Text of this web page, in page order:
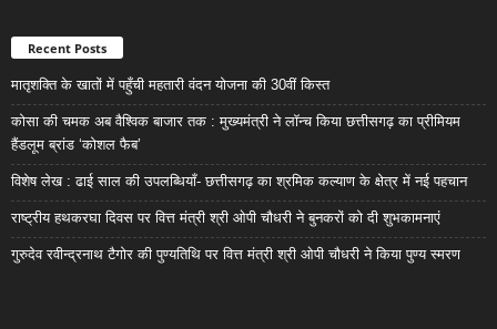
Recent Posts
मातृशक्ति के खातों में पहुँची महतारी वंदन योजना की 30वीं किस्त
कोसा की चमक अब वैश्विक बाजार तक : मुख्यमंत्री ने लॉन्च किया छत्तीसगढ़ का प्रीमियम
हैंडलूम ब्रांड ‘कोशल फैब’
विशेष लेख : ढाई साल की उपलब्धियाँ- छत्तीसगढ़ का श्रमिक कल्याण के क्षेत्र में नई पहचान
राष्ट्रीय हथकरघा दिवस पर वित्त मंत्री श्री ओपी चौधरी ने बुनकरों को दी शुभकामनाएं
गुरुदेव रवीन्द्रनाथ टैगोर की पुण्यतिथि पर वित्त मंत्री श्री ओपी चौधरी ने किया पुण्य स्मरण